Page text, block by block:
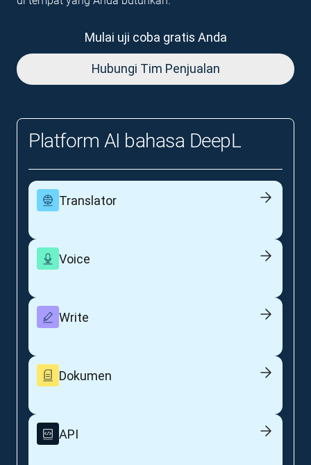
Mulai uji coba gratis Anda
Hubungi Tim Penjualan
Platform AI bahasa DeepL
Translator
Voice
Write
Dokumen
API